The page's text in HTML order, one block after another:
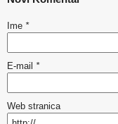
Ime *
E-mail *
Web stranica